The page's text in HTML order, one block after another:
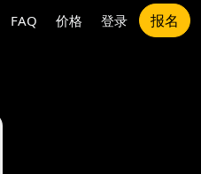
FAQ 价格 登录 报名